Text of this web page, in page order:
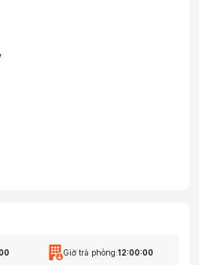
Giờ trả phòng:12:00:00